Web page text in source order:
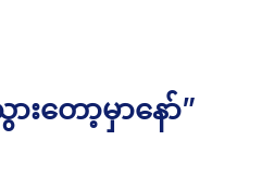
တော့မှာနော်”